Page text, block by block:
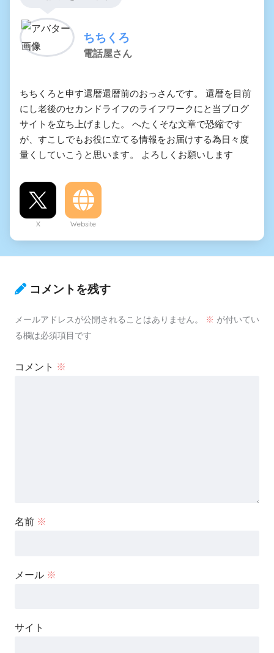
ちちくろ
電話屋さん
ちちくろと申す還暦還暦前のおっさんです。 還暦を目前
にし老後のセカンドライフのライフワークにと当ブログ
サイトを立ち上げました。 へたくそな文章で恐縮です
が、すこしでもお役に立てる情報をお届けする為日々度
量くしていこうと思います。 よろしくお願いします
X Website
コメントを残す
メールアドレスが公開されることはありません。 ※ が付いてい
る欄は必須項目です
コメント ※
名前 ※
メール ※
サイト